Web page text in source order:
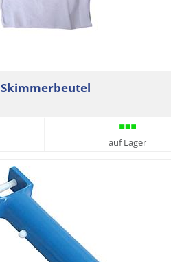
Skimmerbeutel
auf Lager